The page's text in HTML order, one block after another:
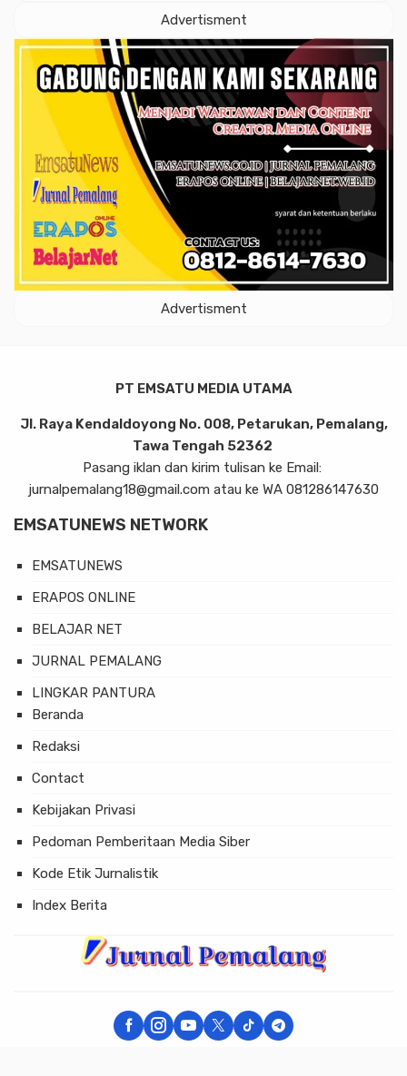
Advertisment
Advertisment
PT EMSATU MEDIA UTAMA
Jl. Raya Kendaldoyong No. 008, Petarukan, Pemalang,
Tawa Tengah 52362
Pasang iklan dan kirim tulisan ke Email:
jurnalpemalang18@gmail.com atau ke WA 081286147630
EMSATUNEWS NETWORK
EMSATUNEWS
ERAPOS ONLINE
BELAJAR NET
JURNAL PEMALANG
LINGKAR PANTURA
Beranda
Redaksi
Contact
Kebijakan Privasi
Pedoman Pemberitaan Media Siber
Kode Etik Jurnalistik
Index Berita